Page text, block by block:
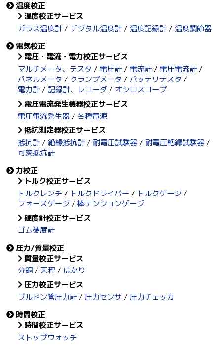
温度校正
温度校正サービス
ガラス温度計
デジタル温度計 温度記録計
温度調節器
電気校正
電圧・電流・電力校正サービス
マルチメータ、テスタ
電圧計 電流計
電圧電流計
パネルメータ
クランプメータ
バッテリテスタ
電力計
記録計、レコーダ
オシロスコープ
電圧電流発生機器校正サービス
電圧電流発生器
各種電源
抵抗測定器校正サービス
抵抗計
絶縁抵抗計 耐電圧試験器
耐電圧絶縁試験器
可変抵抗計
力校正
トルク校正サービス
トルクレンチ
トルクドライバー
トルクゲージ
フォースゲージ
棒テンションゲージ
硬度計校正サービス
ゴム硬度計
圧力/質量校正
質量校正サービス
分銅
天秤
はかり
圧力校正サービス
ブルドン管圧力計
圧力センサ
圧力チェッカ
時間校正
時間校正サービス
ストップウォッチ